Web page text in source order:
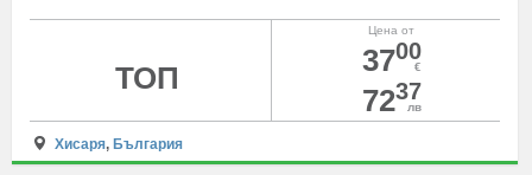
Цена от
3700
€
7237
лв
ТОП
Хисаря, България